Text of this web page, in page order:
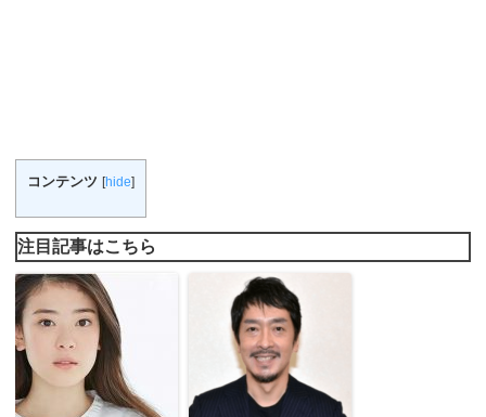
コンテンツ [hide]
注目記事はこちら